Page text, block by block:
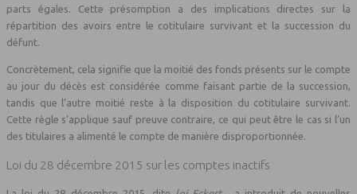
parts égales. Cette présomption a des implications directes sur la
répartition des avoirs entre le cotitulaire survivant et la succession du
défunt.
Concrètement, cela signifie que la moitié des fonds présents sur le compte
au jour du décès est considérée comme faisant partie de la succession,
tandis que l’autre moitié reste à la disposition du cotitulaire survivant.
Cette règle s’applique sauf preuve contraire, ce qui peut être le cas si l’un
des titulaires a alimenté le compte de manière disproportionnée.
Loi du 28 décembre 2015 sur les comptes inactifs